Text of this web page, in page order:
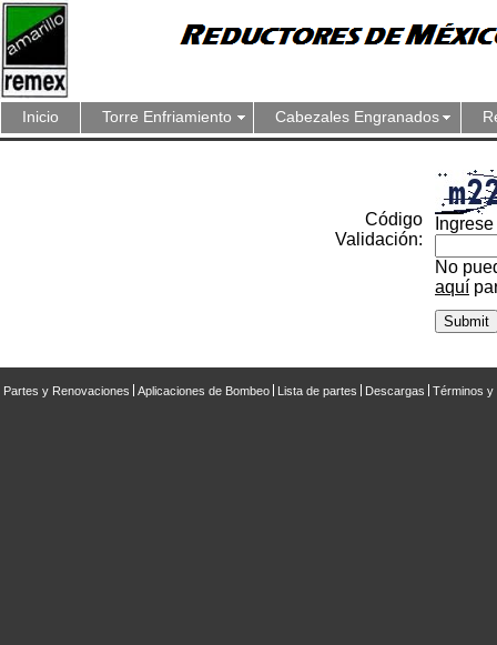
Inicio Torre Enfriamiento Cabezales Engranados
Código
Validación:
No
aquí
Partes y Renovaciones Aplicaciones de Bombeo Lista de partes Descargas Términos y